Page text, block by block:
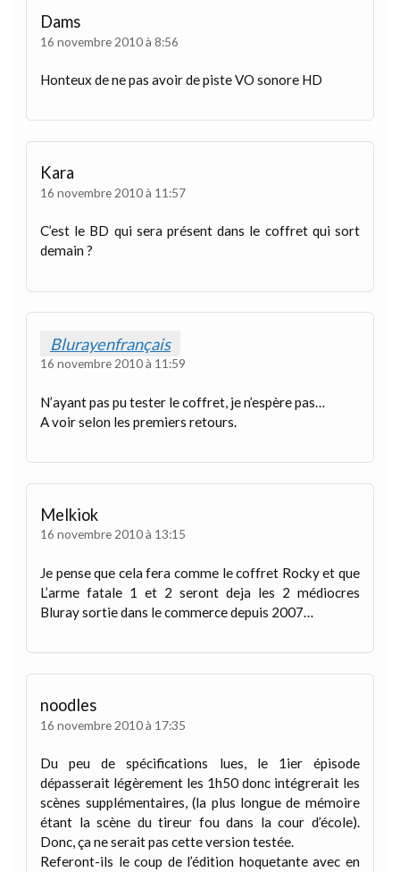
Dams
16 novembre 2010 à 8:56
Honteux de ne pas avoir de piste VO sonore HD
Kara
16 novembre 2010 à 11:57
C’est le BD qui sera présent dans le coffret qui sort
demain ?
Blurayenfrançais
16 novembre 2010 à 11:59
N’ayant pas pu tester le coffret, je n’espère pas…
A voir selon les premiers retours.
Melkiok
16 novembre 2010 à 13:15
Je pense que cela fera comme le coffret Rocky et que
L’arme fatale 1 et 2 seront deja les 2 médiocres
Bluray sortie dans le commerce depuis 2007…
noodles
16 novembre 2010 à 17:35
Du peu de spécifications lues, le 1ier épisode
dépasserait légèrement les 1h50 donc intégrerait les
scènes supplémentaires, (la plus longue de mémoire
étant la scène du tireur fou dans la cour d’école).
Donc, ça ne serait pas cette version testée.
Referont-ils le coup de l’édition hoquetante avec en